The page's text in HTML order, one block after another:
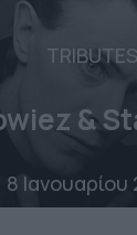
TRIBUTES
&
8 Ιανουαρίου